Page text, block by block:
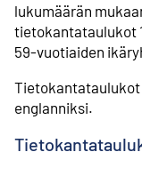
lukumäärän
tietokantataulukot
59-vuotiaiden
Tietokantataulukot
englanniksi.